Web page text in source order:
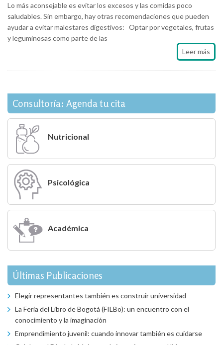
Lo más aconsejable es evitar los excesos y las comidas poco
saludables. Sin embargo, hay otras recomendaciones que pueden
ayudar a evitar malestares digestivos: Optar por vegetales, frutas
y leguminosas como parte de las
Leer más
Consultoría: Agenda tu cita
Nutricional
Psicológica
Académica
Últimas Publicaciones
Elegir representantes también es construir universidad
La Feria del Libro de Bogotá (FILBo): un encuentro con el
conocimiento y la imaginación
Emprendimiento juvenil: cuando innovar también es cuidarse